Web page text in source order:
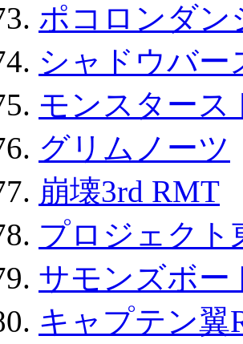
ポコロンダン
シャドウバ
モンスタース
グリムノーツ
崩壊3rd RMT
プロジェクト
サモンズボー
キャプテン翼